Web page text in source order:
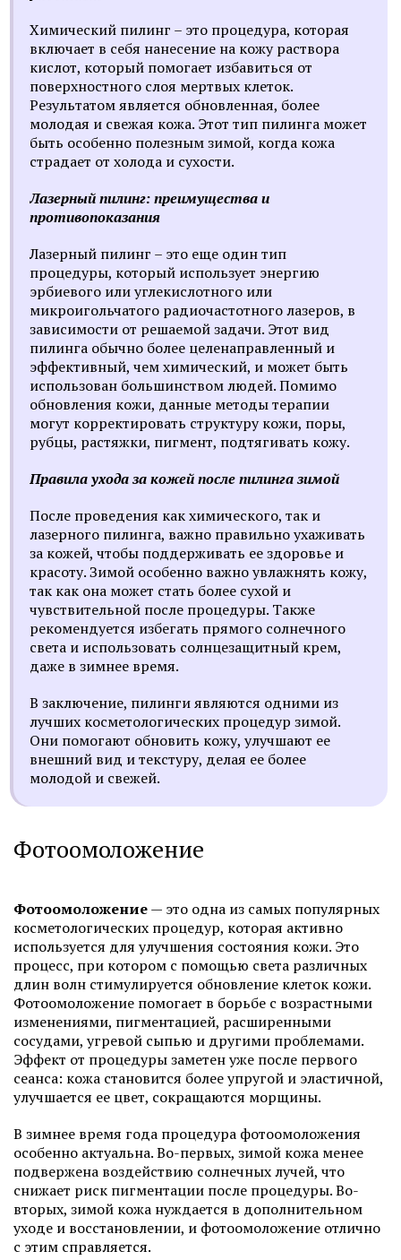
Химический пилинг – это процедура, которая
включает в себя нанесение на кожу раствора
кислот, который помогает избавиться от
поверхностного слоя мертвых клеток.
Результатом является обновленная, более
молодая и свежая кожа. Этот тип пилинга может
быть особенно полезным зимой, когда кожа
страдает от холода и сухости.
Лазерный пилинг: преимущества и
противопоказания
Лазерный пилинг – это еще один тип
процедуры, который использует энергию
эрбиевого или углекислотного или
микроигольчатого радиочастотного лазеров, в
зависимости от решаемой задачи. Этот вид
пилинга обычно более целенаправленный и
эффективный, чем химический, и может быть
использован большинством людей. Помимо
обновления кожи, данные методы терапии
могут корректировать структуру кожи, поры,
рубцы, растяжки, пигмент, подтягивать кожу.
Правила ухода за кожей после пилинга зимой
После проведения как химического, так и
лазерного пилинга, важно правильно ухаживать
за кожей, чтобы поддерживать ее здоровье и
красоту. Зимой особенно важно увлажнять кожу,
так как она может стать более сухой и
чувствительной после процедуры. Также
рекомендуется избегать прямого солнечного
света и использовать солнцезащитный крем,
даже в зимнее время.
В заключение, пилинги являются одними из
лучших косметологических процедур зимой.
Они помогают обновить кожу, улучшают ее
внешний вид и текстуру, делая ее более
молодой и свежей.
Фотоомоложение
Фотоомоложение— это одна из самых популярных
косметологических процедур, которая активно
используется для улучшения состояния кожи. Это
процесс, при котором с помощью света различных
длин волн стимулируется обновление клеток кожи.
Фотоомоложение помогает в борьбе с возрастными
изменениями, пигментацией, расширенными
сосудами, угревой сыпью и другими проблемами.
Эффект от процедуры заметен уже после первого
сеанса: кожа становится более упругой и эластичной,
улучшается ее цвет, сокращаются морщины.
В зимнее время года процедура фотоомоложения
особенно актуальна. Во-первых, зимой кожа менее
подвержена воздействию солнечных лучей, что
снижает риск пигментации после процедуры. Во-
вторых, зимой кожа нуждается в дополнительном
уходе и восстановлении, и фотоомоложение отлично
с этим справляется.